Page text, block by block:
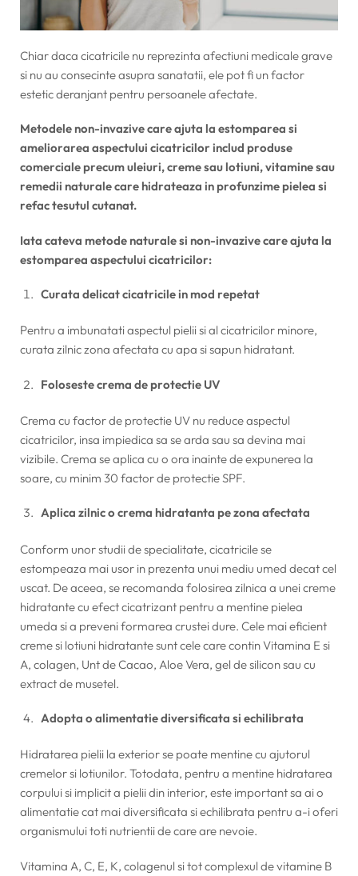
Chiar daca cicatricile nu reprezinta afectiuni medicale grave
si nu au consecinte asupra sanatatii, ele pot fi un factor
estetic deranjant pentru persoanele afectate.
Metodele non-invazive care ajuta la estomparea si
ameliorarea aspectului cicatricilor includ produse
comerciale precum uleiuri, creme sau lotiuni, vitamine sau
remedii naturale care hidrateaza in profunzime pielea si
refac tesutul cutanat.
Iata cateva metode naturale si non-invazive care ajuta la
estomparea aspectului cicatricilor:
Curata delicat cicatricile in mod repetat
Pentru a imbunatati aspectul pielii si al cicatricilor minore,
curata zilnic zona afectata cu apa si sapun hidratant.
Foloseste crema de protectie UV
Crema cu factor de protectie UV nu reduce aspectul
cicatricilor, insa impiedica sa se arda sau sa devina mai
vizibile. Crema se aplica cu o ora inainte de expunerea la
soare, cu minim 30 factor de protectie SPF.
Aplica zilnic o crema hidratanta pe zona afectata
Conform unor studii de specialitate, cicatricile se
estompeaza mai usor in prezenta unui mediu umed decat cel
uscat. De aceea, se recomanda folosirea zilnica a unei creme
hidratante cu efect cicatrizant pentru a mentine pielea
umeda si a preveni formarea crustei dure. Cele mai eficient
creme si lotiuni hidratante sunt cele care contin Vitamina E si
A, colagen, Unt de Cacao, Aloe Vera, gel de silicon sau cu
extract de musetel.
Adopta o alimentatie diversificata si echilibrata
Hidratarea pielii la exterior se poate mentine cu ajutorul
cremelor si lotiunilor. Totodata, pentru a mentine hidratarea
corpului si implicit a pielii din interior, este important sa ai o
alimentatie cat mai diversificata si echilibrata pentru a-i oferi
organismului toti nutrientii de care are nevoie.
Vitamina A, C, E, K, colagenul si tot complexul de vitamine B